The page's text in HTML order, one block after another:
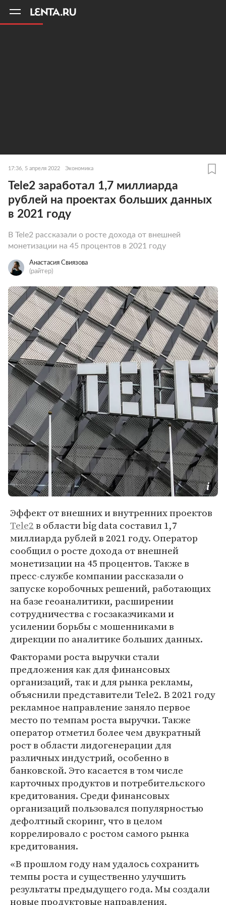
17:36, 5 апреля 2022 Экономика
Tele2 заработал 1,7 миллиарда
рублей на проектах больших данных
в 2021 году
В Tele2 рассказали о росте дохода от внешней
монетизации на 45 процентов в 2021 году
Анастасия Свиязова
(райтер)
Эффект от внешних и внутренних проектов
Tele2в области big data составил 1,7
миллиарда рублей в 2021 году. Оператор
сообщил о росте дохода от внешней
монетизации на 45 процентов. Также в
пресс-службе компании рассказали о
запуске коробочных решений, работающих
на базе геоаналитики, расширении
сотрудничества с госзаказчиками и
усилении борьбы с мошенниками в
дирекции по аналитике больших данных.
Факторами роста выручки стали
предложения как для финансовых
организаций, так и для рынка рекламы,
объяснили представители Tele2. В 2021 году
рекламное направление заняло первое
место по темпам роста выручки. Также
оператор отметил более чем двукратный
рост в области лидогенерации для
различных индустрий, особенно в
банковской. Это касается в том числе
карточных продуктов и потребительского
кредитования. Среди финансовых
организаций пользовался популярностью
дефолтный скоринг, что в целом
коррелировало с ростом самого рынка
кредитования.
«В прошлом году нам удалось сохранить
темпы роста и существенно улучшить
результаты предыдущего года. Мы создали
новые продуктовые направления,